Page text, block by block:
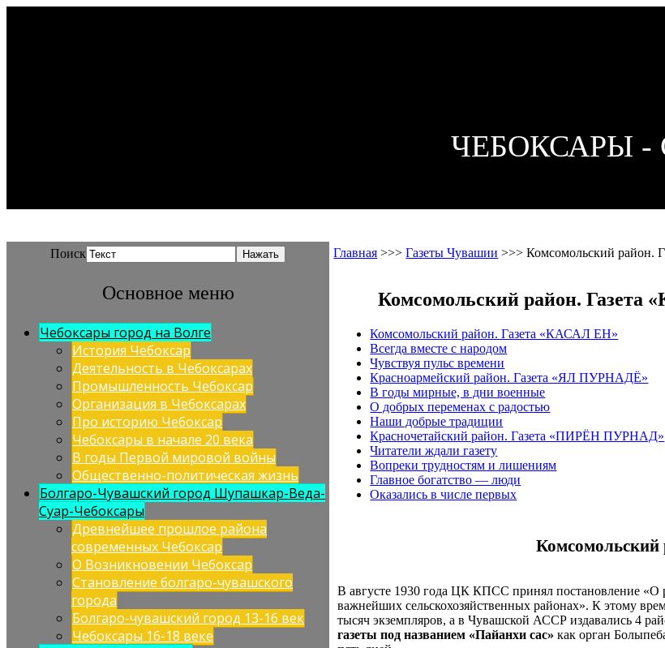
ЧЕБОКСАРЫ
Поиск
Основное меню
Чебоксары город на Волге
История Чебоксар
Деятельность в Чебоксарах
Промышленность Чебоксар
Организация в Чебоксарах
Про историю Чебоксар
Чебоксары в начале 20 века
В годы Первой мировой войны
Общественно-политическая жизнь
Болгаро-Чувашский город Шупашкар-Веда-
Суар-Чебоксары
Древнейшее прошлое района
современных Чебоксар
О Возникновении Чебоксар
Становление болгаро-чувашского
города
Болгаро-чувашский город 13-16 век
Чебоксары 16-18 веке
Главная >>>Газеты Чувашии >>>Комсомольский район.
Комсомольский район. Газета
Комсомольский район. Газета «КАСАЛ ЕН»
Всегда вместе с народом
Чувствуя пульс времени
Красноармейский район. Газета «ЯЛ ПУРНАДЁ»
В годы мирные, в дни военные
О добрых переменах с радостью
Наши добрые традиции
Красночетайский район. Газета «ПИРЁН ПУРНАД»
Читатели ждали газету
Вопреки трудностям и лишениям
Главное богатство — люди
Оказались в числе первых
В августе 1930 года ЦК КПСС принял постановление
важнейших сельскохозяйственных районах». К этому
тысяч экземпляров, а в Чувашской АССР издавались 4
газеты под названием «Пайанхи сас» как орган